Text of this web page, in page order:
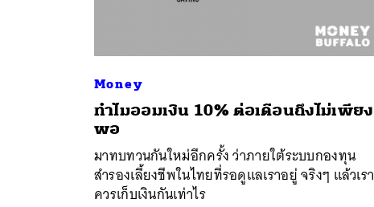
Money
ทำไมออมเงิน 10% ต่อเดือนถึงไม่เพียง
พอ
มาทบทวนกันใหม่อีกครั้ง ว่าภายใต้ระบบกองทุน
สำรองเลี้ยงชีพในไทยที่รอดูแลเราอยู่ จริงๆ แล้วเรา
ควรเก็บเงินกันเท่าไร